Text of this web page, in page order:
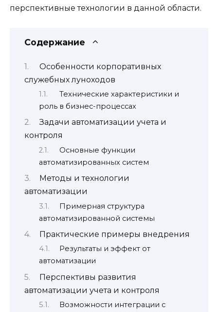
перспективные технологии в данной области.
Содержание
Особенности корпоративных
служебных луноходов
Технические характеристики и
роль в бизнес-процессах
Задачи автоматизации учета и
контроля
Основные функции
автоматизированных систем
Методы и технологии
автоматизации
Примерная структура
автоматизированной системы
Практические примеры внедрения
Результаты и эффект от
автоматизации
Перспективы развития
автоматизации учета и контроля
Возможности интеграции с